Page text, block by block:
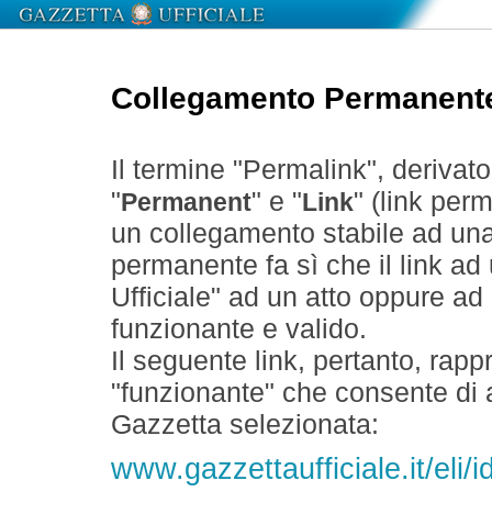
Collegamento
Il termine "Permalink",
" Permanent" e " Link" (link
un collegamento stabile ad
permanente fa sì che il link
Ufficiale" ad un atto oppure
funzionante e valido.
Il seguente link, pertanto,
"funzionante" che consente
Gazzetta selezionata:
www.gazzettaufficiale.it/eli/